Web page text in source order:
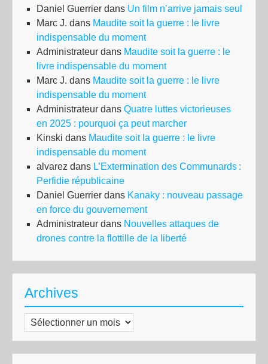
Daniel Guerrier dans Un film n’arrive jamais seul
Marc J. dans Maudite soit la guerre : le livre
indispensable du moment
Administrateur dans Maudite soit la guerre : le
livre indispensable du moment
Marc J. dans Maudite soit la guerre : le livre
indispensable du moment
Administrateur dans Quatre luttes victorieuses
en 2025 : pourquoi ça peut marcher
Kinski dans Maudite soit la guerre : le livre
indispensable du moment
alvarez dans L’Extermination des Communards :
Perfidie républicaine
Daniel Guerrier dans Kanaky : nouveau passage
en force du gouvernement
Administrateur dans Nouvelles attaques de
drones contre la flottille de la liberté
Archives
Archives